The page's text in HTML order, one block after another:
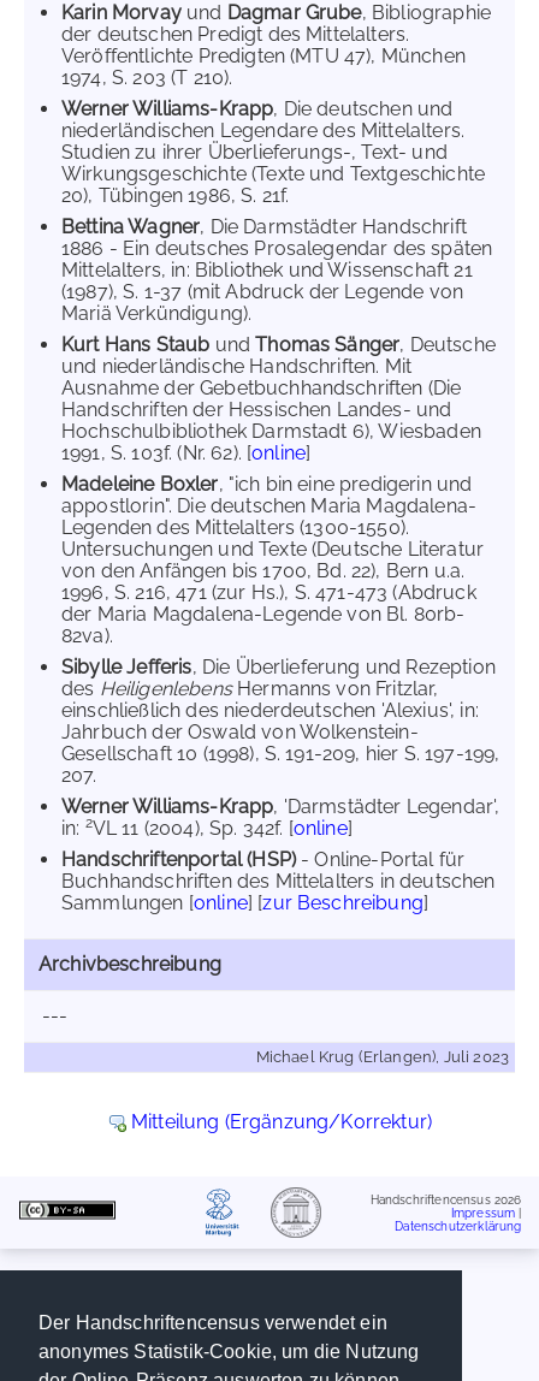
Der Handschriftencensus verwendet ein
anonymes Statistik-Cookie, um die Nutzung
Karin Morvayund Dagmar Grube, Bibliographie
der deutschen Predigt des Mittelalters.
Veröffentlichte Predigten (MTU 47), München
1974, S. 203 (T 210).
Werner Williams-Krapp, Die deutschen und
niederländischen Legendare des Mittelalters.
Studien zu ihrer Überlieferungs-, Text- und
Wirkungsgeschichte (Texte und Textgeschichte
20), Tübingen 1986, S. 21f.
Bettina Wagner, Die Darmstädter Handschrift
1886 - Ein deutsches Prosalegendar des späten
Mittelalters, in: Bibliothek und Wissenschaft 21
(1987), S. 1-37 (mit Abdruck der Legende von
Mariä Verkündigung).
Kurt Hans Staub undThomas Sänger, Deutsche
und niederländische Handschriften. Mit
Ausnahme der Gebetbuchhandschriften (Die
Handschriften der Hessischen Landes- und
Hochschulbibliothek Darmstadt 6), Wiesbaden
1991, S. 103f. (Nr. 62). [online]
Madeleine Boxler, "ich bin eine predigerin und
appostlorin". Die deutschen Maria Magdalena-
Legenden des Mittelalters (1300-1550).
Untersuchungen und Texte (Deutsche Literatur
von den Anfängen bis 1700, Bd. 22), Bern u.a.
1996, S. 216, 471 (zur Hs.), S. 471-473 (Abdruck
der Maria Magdalena-Legende von Bl. 80rb-
82va).
Sibylle Jefferis, Die Überlieferung und Rezeption
des HeiligenlebensHermanns von Fritzlar,
einschließlich des niederdeutschen 'Alexius', in:
Jahrbuch der Oswald von Wolkenstein-
Gesellschaft 10 (1998), S. 191-209, hier S. 197-199,
207.
Werner Williams-Krapp, 'Darmstädter Legendar',
in: 2VL 11 (2004), Sp. 342f. [online]
Handschriftenportal (HSP)- Online-Portal für
Buchhandschriften des Mittelalters in deutschen
Sammlungen [online] [zur Beschreibung]
Archivbeschreibung
---
Michael Krug (Erlangen), Juli 2023
Mitteilung (Ergänzung/Korrektur)
Handschriftencensus 2026
Impressum
Datenschutzerklärung